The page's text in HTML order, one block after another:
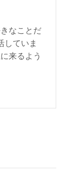
なことだ
していま
来るよう